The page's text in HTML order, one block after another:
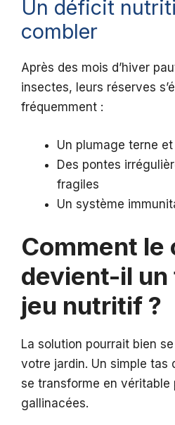
Un déficit
combler
Après des mois d’hiver
insectes, leurs réserves
fréquemment :
Un plumage terne
Des pontes
fragiles
Un système
Comment le
devient-il un
jeu nutritif ?
La solution pourrait bien
votre jardin. Un simple tas
se transforme en véritable
gallinacées.